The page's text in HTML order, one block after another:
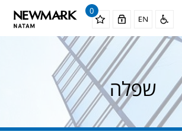
0
שפלה